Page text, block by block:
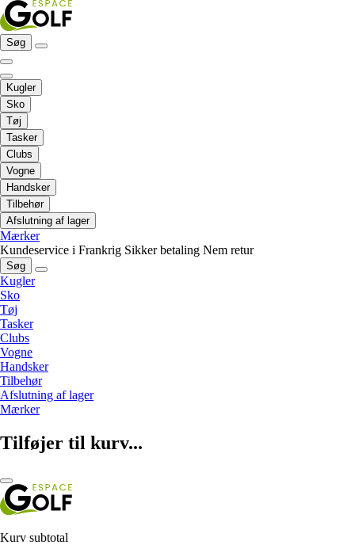
Søg
Kugler
Sko
Tøj
Tasker
Clubs
Vogne
Handsker
Tilbehør
Afslutning af lager
Mærker
Kundeservice i Frankrig Sikker betaling Nem retur
Søg
Kugler
Sko
Tøj
Tasker
Clubs
Vogne
Handsker
Tilbehør
Afslutning af lager
Mærker
Tilføjer til kurv...
Kurv subtotal